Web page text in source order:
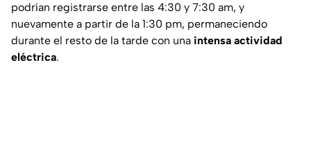
podrían registrarse entre las 4:30 y 7:30 am, y
nuevamente a partir de la 1:30 pm, permaneciendo
durante el resto de la tarde con una intensa actividad
eléctrica.